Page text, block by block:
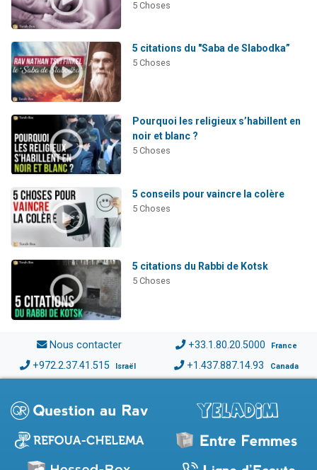
5 Choses
5 citations du "Saba de Slabodka”
5 Choses
Pourquoi les religieux s’habillent en
noir et blanc ?
5 Choses
5 conseils pour vaincre la colère
5 Choses
5 citations du Rabbi de Kotsk
5 Choses
Nous contacter +33.1.80.20.5000 France
+972.2.37.41.515 Israël +1.437.887.14.93 Canada